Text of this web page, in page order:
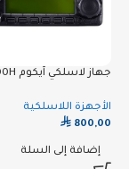
جهاز لاسلكي آيكوم ICOM-2300H
الأجهزة اللاسلكية
⃁ 800,00
إضافة إلى السلة